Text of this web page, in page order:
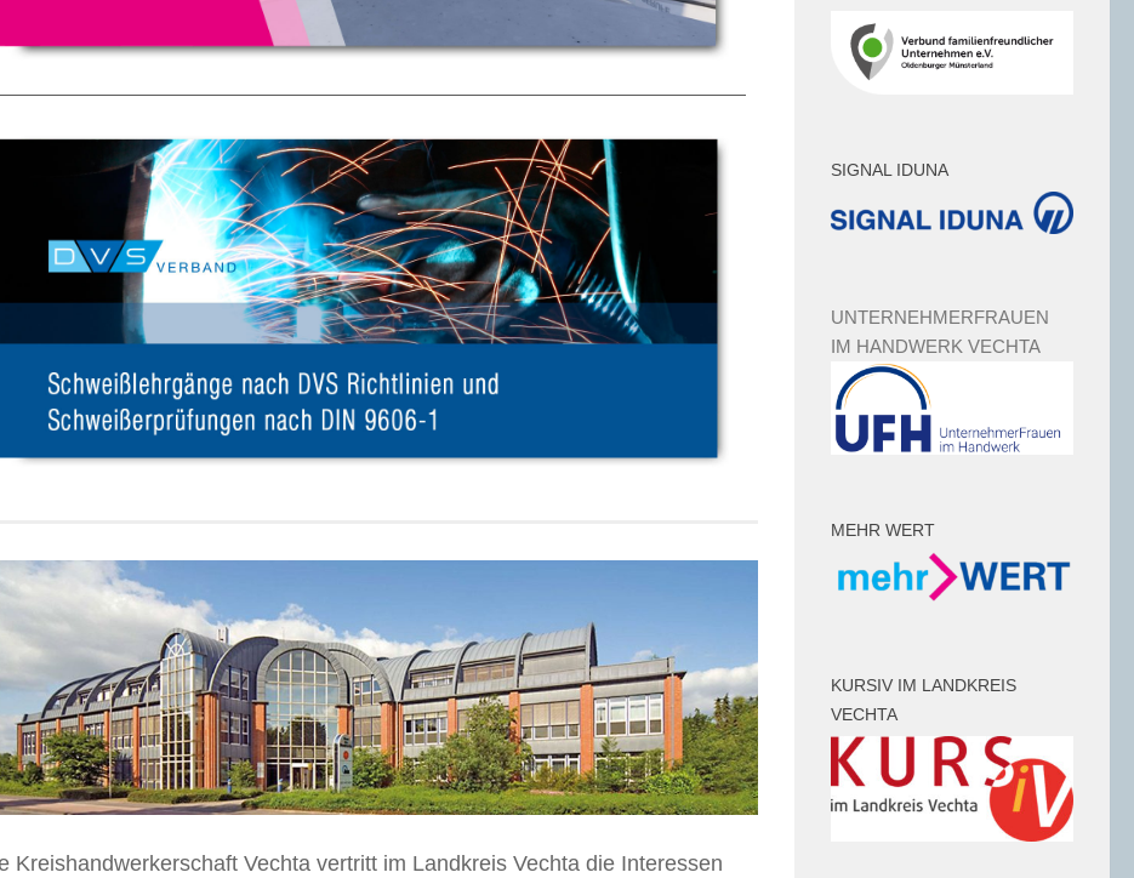
Kreishandwerkerschaft Vechta vertritt im Landkreis Vechta die Interessen
SIGNAL IDUNA
UNTERNEHMERFRAUEN
IM HANDWERK VECHTA
MEHR WERT
KURSIV IM LANDKREIS
VECHTA